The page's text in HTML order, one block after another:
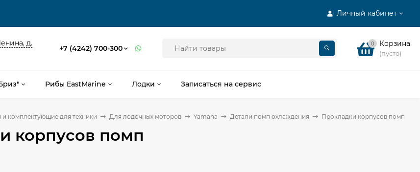
Личный кабинет
д.
+7 (4242) 700-300 0 Корзина
(пусто)
Рибы EastMarine Лодки Записаться на сервис
и комплектующие для техники Для лодочных моторов Yamaha Детали помп охлаждения Прокладки корпусов помп
корпусов помп